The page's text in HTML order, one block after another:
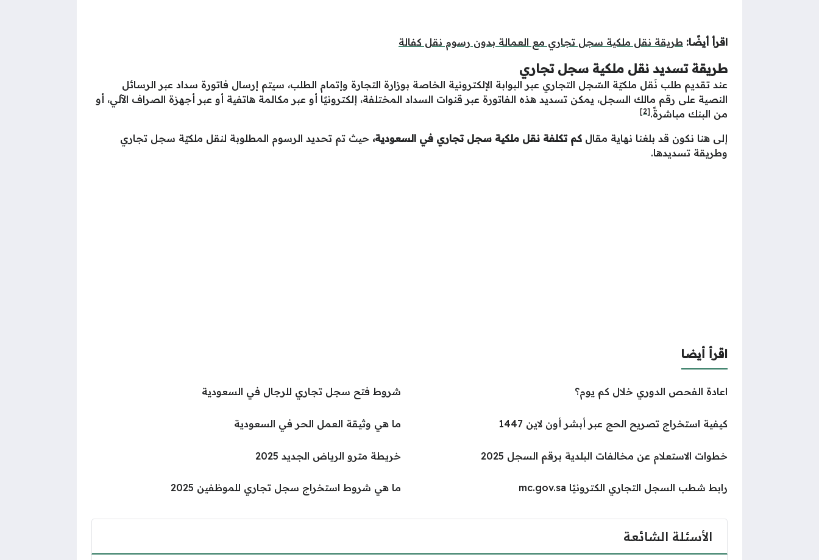
اقرأ أيضًا: طريقة نقل ملكية سجل تجاري مع العمالة بدون رسوم نقل كفالة
طريقة تسديد نقل ملكية سجل تجاري
عند تقديم طلب نَقل ملكيّة السّجل التجاري عبر البوابة الإلكترونية الخاصة بوزارة التجارة وإتمام الطلب، سيتم إرسال فاتورة سداد عبر الرسائل
النصية على رقم مالك السجل، يمكن تسديد هذه الفاتورة عبر قنوات السداد المختلفة، إلكترونيًا أو عبر مكالمة هاتفية أو عبر أجهزة الصراف الآلي، أو
من البنك مباشرةً.[2]
إلى هنا نكون قد بلغنا نهاية مقال كم تكلفة نقل ملكية سجل تجاري في السعودية، حيث تم تحديد الرسوم المطلوبة لنقل ملكيّة سجل تجاري
وطريقة تسديدها.
اقرأ أيضا
اعادة الفحص الدوري خلال كم يوم؟ شروط فتح سجل تجاري للرجال في السعودية
كيفية استخراج تصريح الحج عبر أبشر أون لاين 1447 ما هي وثيقة العمل الحر في السعودية
خطوات الاستعلام عن مخالفات البلدية برقم السجل 2025 خريطة مترو الرياض الجديد 2025
رابط شطب السجل التجاري الكترونيًا mc.gov.sa ما هي شروط استخراج سجل تجاري للموظفين 2025
الأسئلة الشائعة